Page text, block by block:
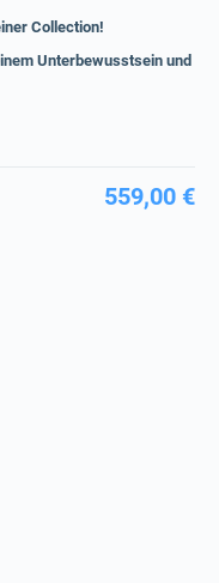
Collection!
Unterbewusstsein und
559,00 €